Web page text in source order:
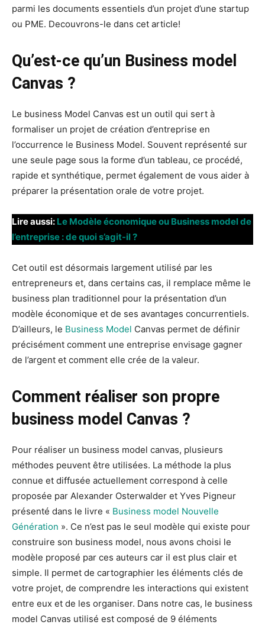
parmi les documents essentiels d’un projet d’une startup
ou PME. Decouvrons-le dans cet article!
Qu’est-ce qu’un Business model
Canvas ?
Le business Model Canvas est un outil qui sert à
formaliser un projet de création d’entreprise en
l’occurrence le Business Model. Souvent représenté sur
une seule page sous la forme d’un tableau, ce procédé,
rapide et synthétique, permet également de vous aider à
préparer la présentation orale de votre projet.
Lire aussi: Le Modèle économique ou Business model de
l’entreprise : de quoi s’agit-il ?
Cet outil est désormais largement utilisé par les
entrepreneurs et, dans certains cas, il remplace même le
business plan traditionnel pour la présentation d’un
modèle économique et de ses avantages concurrentiels.
D’ailleurs, le Business Model Canvas permet de définir
précisément comment une entreprise envisage gagner
de l’argent et comment elle crée de la valeur.
Comment réaliser son propre
business model Canvas ?
Pour réaliser un business model canvas, plusieurs
méthodes peuvent être utilisées. La méthode la plus
connue et diffusée actuellement correspond à celle
proposée par Alexander Osterwalder et Yves Pigneur
présenté dans le livre « Business model Nouvelle
Génération ». Ce n’est pas le seul modèle qui existe pour
construire son business model, nous avons choisi le
modèle proposé par ces auteurs car il est plus clair et
simple. Il permet de cartographier les éléments clés de
votre projet, de comprendre les interactions qui existent
entre eux et de les organiser. Dans notre cas, le business
model Canvas utilisé est composé de 9 éléments